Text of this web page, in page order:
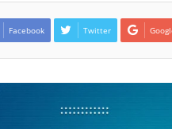
Facebook Twitter